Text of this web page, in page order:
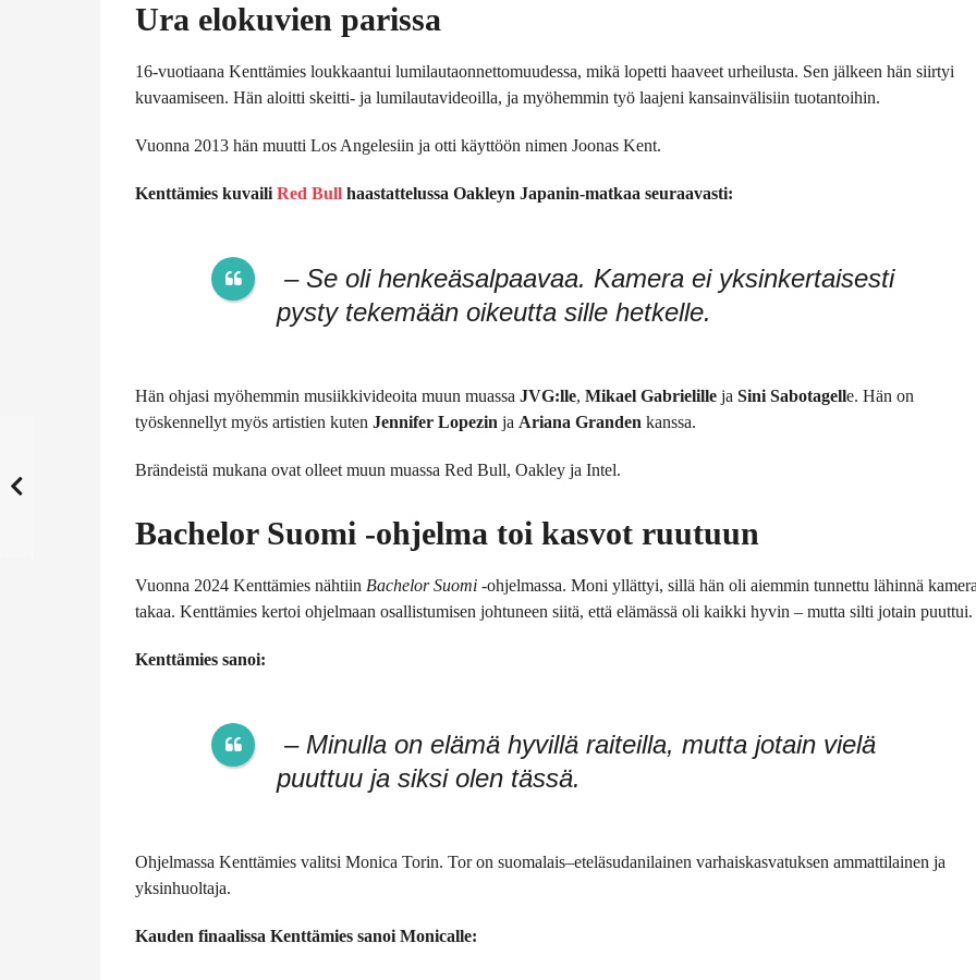
Ura elokuvien parissa
16-vuotiaana Kenttämies loukkaantui lumilautaonnettomuudessa, mikä lopetti haaveet urheilusta. Sen jälkeen hän siirtyi
kuvaamiseen. Hän aloitti skeitti- ja lumilautavideoilla, ja myöhemmin työ laajeni kansainvälisiin tuotantoihin.
Vuonna 2013 hän muutti Los Angelesiin ja otti käyttöön nimen Joonas Kent.
Kenttämies kuvaili Red Bull haastattelussa Oakleyn Japanin-matkaa seuraavasti:
– Se oli henkeäsalpaavaa. Kamera ei yksinkertaisesti
pysty tekemään oikeutta sille hetkelle.
Hän ohjasi myöhemmin musiikkivideoita muun muassa JVG:lle, Mikael Gabrielille ja Sini Sabotagelle. Hän on
työskennellyt myös artistien kuten Jennifer Lopezin ja Ariana Granden kanssa.
Brändeistä mukana ovat olleet muun muassa Red Bull, Oakley ja Intel.
Bachelor Suomi -ohjelma toi kasvot ruutuun
Vuonna 2024 Kenttämies nähtiin Bachelor Suomi -ohjelmassa. Moni yllättyi, sillä hän oli aiemmin tunnettu lähinnä
takaa. Kenttämies kertoi ohjelmaan osallistumisen johtuneen siitä, että elämässä oli kaikki hyvin – mutta silti jotain puuttui.
Kenttämies sanoi:
– Minulla on elämä hyvillä raiteilla, mutta jotain vielä
puuttuu ja siksi olen tässä.
Ohjelmassa Kenttämies valitsi Monica Torin. Tor on suomalais–eteläsudanilainen varhaiskasvatuksen ammattilainen ja
yksinhuoltaja.
Kauden finaalissa Kenttämies sanoi Monicalle: